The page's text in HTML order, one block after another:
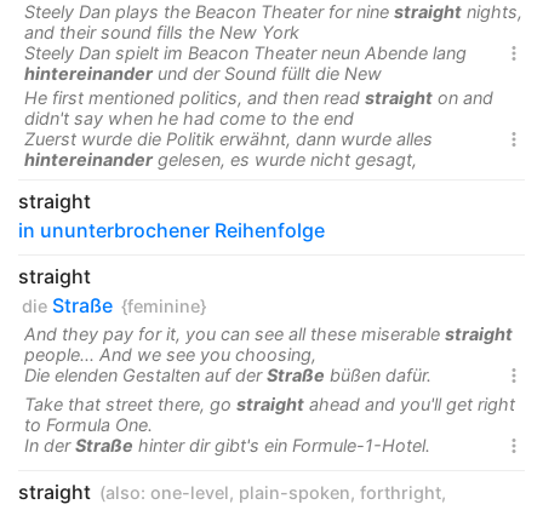
Steely Dan plays the Beacon Theater for nine straight nights,
and their sound fills the New York

Steely Dan spielt im Beacon Theater neun Abende lang
hintereinanderund der Sound füllt die New
He first mentioned politics, and then read straight on and
didn't say when he had come to the end

Zuerst wurde die Politik erwähnt, dann wurde alles
hintereinandergelesen, es wurde nicht gesagt,
straight
in ununterbrochener Reihenfolge
straight
die Straße {feminine}
And they pay for it, you can see all these miserable straight
people... And we see you choosing,

Die elenden Gestalten auf derStraße büßen dafür.
Take that street there, go straight ahead and you'll get right
to Formula One.

In derStraße hinter dir gibt's ein Formule-1-Hotel.
straight (also: one-level, plain-spoken, forthright,